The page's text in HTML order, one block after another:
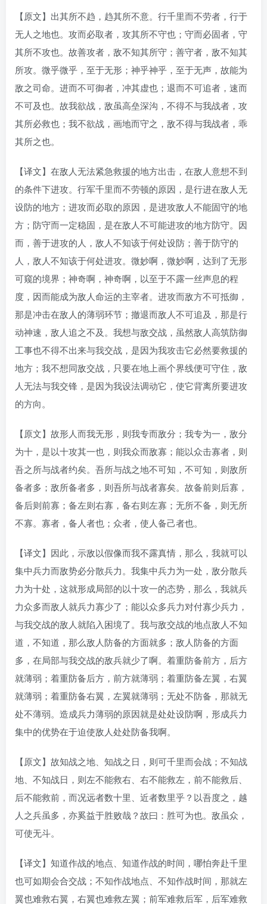
【原文】出其所不趋，趋其所不意。行千里而不劳者，行于
无人之地也。攻而必取者，攻其所不守也；守而必固者，守
其所不攻也。故善攻者，敌不知其所守；善守者，敌不知其
所攻。微乎微乎，至于无形；神乎神乎，至于无声，故能为
敌之司命。进而不可御者，冲其虚也；退而不可追者，速而
不可及也。故我欲战，敌虽高垒深沟，不得不与我战者，攻
其所必救也；我不欲战，画地而守之，敌不得与我战者，乖
其所之也。
【译文】在敌人无法紧急救援的地方出击，在敌人意想不到
的条件下进攻。行军千里而不劳顿的原因，是行进在敌人无
设防的地方；进攻而必取的原因，是进攻敌人不能固守的地
方；防守而一定稳固，是在敌人不可能进攻的地方防守。因
而，善于进攻的人，敌人不知该于何处设防；善于防守的
人，敌人不知该于何处进攻。微妙啊，微妙啊，达到了无形
可窥的境界；神奇啊，神奇啊，以至于不露一丝声息的程
度，因而能成为敌人命运的主宰者。进攻而敌方不可抵御，
那是冲击在敌人的薄弱环节；撤退而敌人不可追及，那是行
动神速，敌人追之不及。我想与敌交战，虽然敌人高筑防御
工事也不得不出来与我交战，是因为我攻击它必然要救援的
地方；我不想同敌交战，只要在地上画个界线便可守住，敌
人无法与我交锋，是因为我设法调动它，使它背离所要进攻
的方向。
【原文】故形人而我无形，则我专而敌分；我专为一，敌分
为十，是以十攻其一也，则我众而敌寡；能以众击寡者，则
吾之所与战者约矣。吾所与战之地不可知，不可知，则敌所
备者多；敌所备者多，则吾所与战者寡矣。故备前则后寡，
备后则前寡；备左则右寡，备右则左寡；无所不备，则无所
不寡。寡者，备人者也；众者，使人备己者也。
【译文】因此，示敌以假像而我不露真情，那么，我就可以
集中兵力而敌势必分散兵力。我集中兵力为一处，敌分散兵
力为十处，这就形成局部的以十攻一的态势，那么，我就兵
力众多而敌人就兵力寡少了；能以众多兵力对付寡少兵力，
与我交战的敌人就陷入困境了。我与敌交战的地点敌人不知
道，不知道，那么敌人防备的方面就多；敌人防备的方面
多，在局部与我交战的敌兵就少了啊。着重防备前方，后方
就薄弱；着重防备后方，前方就薄弱；着重防备左翼，右翼
就薄弱；着重防备右翼，左翼就薄弱；无处不防备，那就无
处不薄弱。造成兵力薄弱的原因就是处处设防啊，形成兵力
集中的优势在于迫使敌人处处防备我啊。
【原文】故知战之地、知战之日，则可千里而会战；不知战
地、不知战日，则左不能救右、右不能救左，前不能救后、
后不能救前，而况远者数十里、近者数里乎？以吾度之，越
人之兵虽多，亦奚益于胜败哉？故曰：胜可为也。敌虽众，
可使无斗。
【译文】知道作战的地点、知道作战的时间，哪怕奔赴千里
也可如期会合交战；不知作战地点、不知作战时间，那就左
翼也难救右翼，右翼也难救左翼；前军难救后军，后军难救